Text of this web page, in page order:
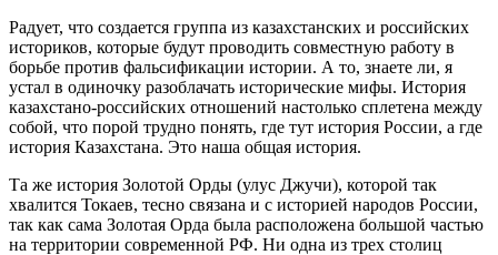
Радует, что создается группа из казахстанских и российских
историков, которые будут проводить совместную работу в
борьбе против фальсификации истории. А то, знаете ли, я
устал в одиночку разоблачать исторические мифы. История
казахстано-российских отношений настолько сплетена между
собой, что порой трудно понять, где тут история России, а где
история Казахстана. Это наша общая история.
Та же история Золотой Орды (улус Джучи), которой так
хвалится Токаев, тесно связана и с историей народов России,
так как сама Золотая Орда была расположена большой частью
на территории современной РФ. Ни одна из трех столиц